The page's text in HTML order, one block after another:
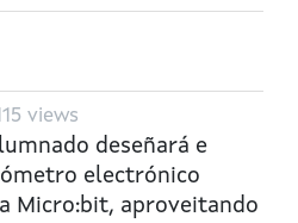
views
deseñará e
electrónico
Micro:bit, aproveitando